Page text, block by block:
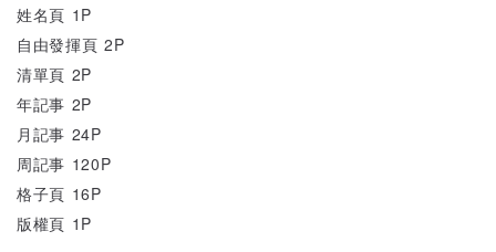
姓名頁 1P
自由發揮頁 2P
清單頁 2P
年記事 2P
月記事 24P
周記事 120P
格子頁 16P
版權頁 1P